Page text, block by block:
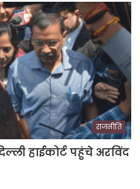
राजनीति
हाईकोर्ट पहुंचे अरविंद